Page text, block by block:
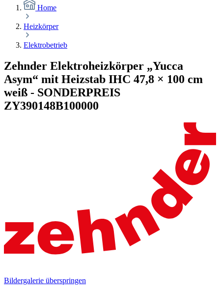
Home
Heizkörper
Elektrobetrieb
Zehnder Elektroheizkörper „Yucca
Asym“ mit Heizstab IHC 47,8 × 100 cm
weiß - SONDERPREIS
ZY390148B100000
Bildergalerie überspringen